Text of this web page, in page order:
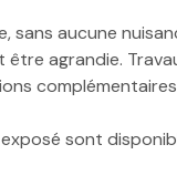
sans aucune
agrandie.
sont